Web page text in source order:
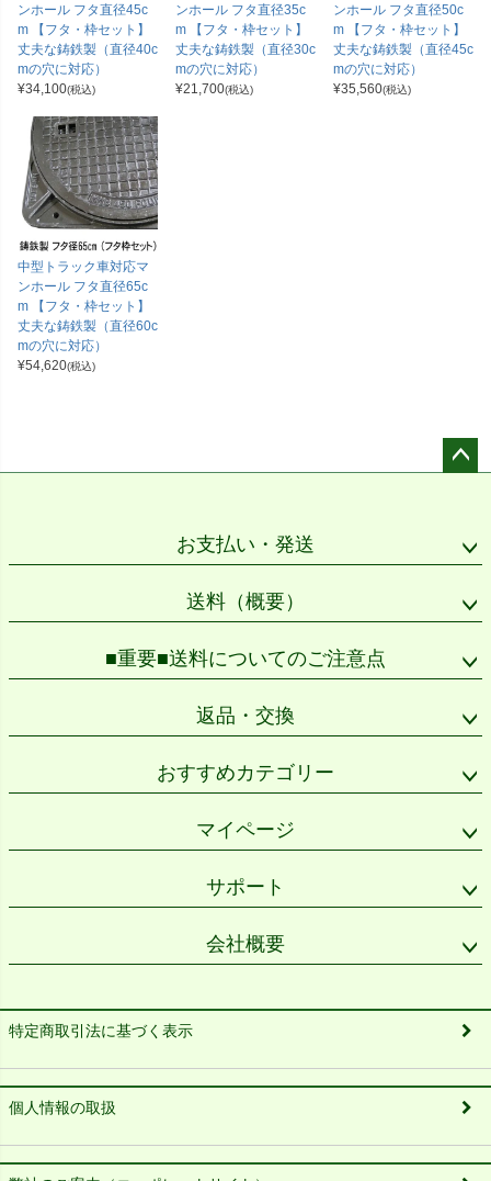
ンホール フタ直径45c
m 【フタ・枠セット】
丈夫な鋳鉄製（直径40c
mの穴に対応）
¥34,100(税込)
ンホール フタ直径35c
m 【フタ・枠セット】
丈夫な鋳鉄製（直径30c
mの穴に対応）
¥21,700(税込)
ンホール フタ直径50c
m 【フタ・枠セット】
丈夫な鋳鉄製（直径45c
mの穴に対応）
¥35,560(税込)
中型トラック車対応マ
ンホール フタ直径65c
m 【フタ・枠セット】
丈夫な鋳鉄製（直径60c
mの穴に対応）
¥54,620(税込)
お支払い・発送
送料（概要）
■重要■送料についてのご注意点
返品・交換
おすすめカテゴリー
マイページ
サポート
会社概要
特定商取引法に基づく表示
個人情報の取扱